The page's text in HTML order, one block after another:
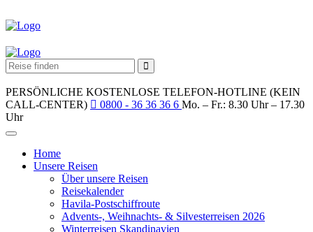
PERSÖNLICHE KOSTENLOSE TELEFON-HOTLINE (KEIN
CALL-CENTER)
0800 - 36 36 36 6 Mo. – Fr.: 8.30 Uhr – 17.30
Uhr
Home
Unsere Reisen
Über unsere Reisen
Reisekalender
Havila-Postschiffroute
Advents-, Weihnachts- & Silvesterreisen 2026
Winterreisen Skandinavien